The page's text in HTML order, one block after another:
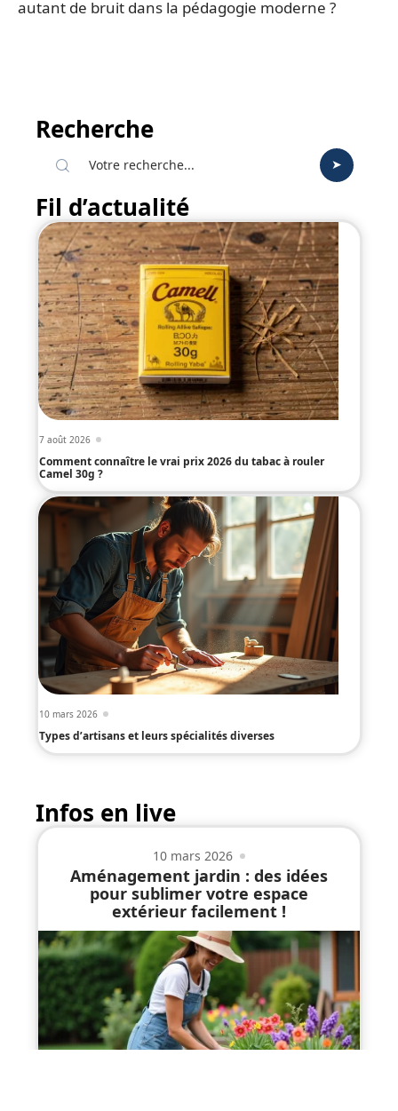
autant de bruit dans la pédagogie moderne ?
Recherche
Fil d’actualité
7 août 2026
Comment connaître le vrai prix 2026 du tabac à rouler
Camel 30g ?
10 mars 2026
Types d’artisans et leurs spécialités diverses
Infos en live
10 mars 2026
Aménagement jardin : des idées
pour sublimer votre espace
extérieur facilement !